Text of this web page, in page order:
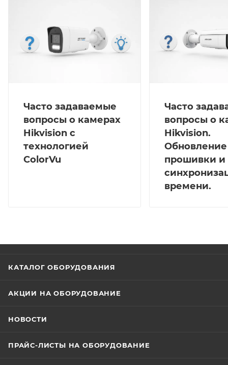
Часто задаваемые
вопросы о камерах
Hikvision с
технологией
ColorVu
Часто
вопросы о
Hikvision.
Обновление
прошивки и
времени.
КАТАЛОГ ОБОРУДОВАНИЯ
АКЦИИ НА ОБОРУДОВАНИЕ
НОВОСТИ
ПРАЙС-ЛИСТЫ НА ОБОРУДОВАНИЕ